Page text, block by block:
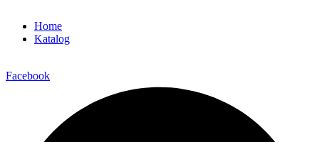
Home
Katalog
Facebook